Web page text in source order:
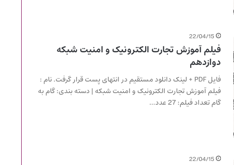
22/04/15
فیلم آموزش تجارت الکترونیک و امنیت شبکه
دوازدهم
فایل PDF + لینک دانلود مستقیم در انتهای پست قرار گرفت. نام :
فیلم آموزش تجارت الکترونیک و امنیت شبکه | دسته بندی: گام به
گام تعداد فیلم: 27 عدد…
22/04/15